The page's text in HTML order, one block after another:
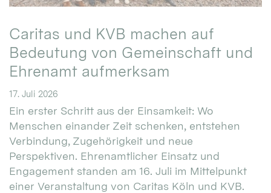
Caritas und KVB machen auf
Bedeutung von Gemeinschaft und
Ehrenamt aufmerksam
17. Juli 2026
Ein erster Schritt aus der Einsamkeit: Wo
Menschen einander Zeit schenken, entstehen
Verbindung, Zugehörigkeit und neue
Perspektiven. Ehrenamtlicher Einsatz und
Engagement standen am 16. Juli im Mittelpunkt
einer Veranstaltung von Caritas Köln und KVB.